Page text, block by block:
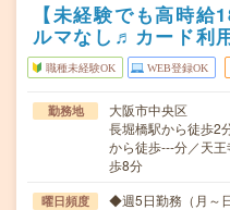
【未経験でも高時給
ルマなし♬カード利
職種未経験OK WEB登録OK
勤務地
大阪市中央区
長堀橋駅から徒歩2
から徒歩---分／天
歩8分
曜日頻度 ◆週5日勤務（月～